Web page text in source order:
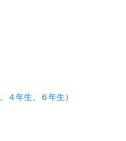
４年生、６年生）